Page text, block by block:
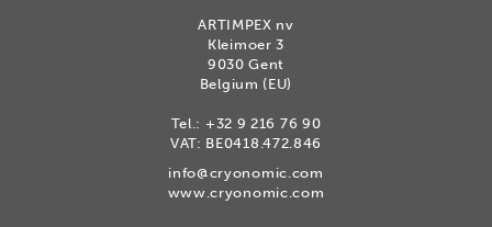
ARTIMPEX nv
Kleimoer 3
9030 Gent
Belgium (EU)
Tel.: +32 9 216 76 90
VAT: BE0418.472.846
info@cryonomic.com
www.cryonomic.com